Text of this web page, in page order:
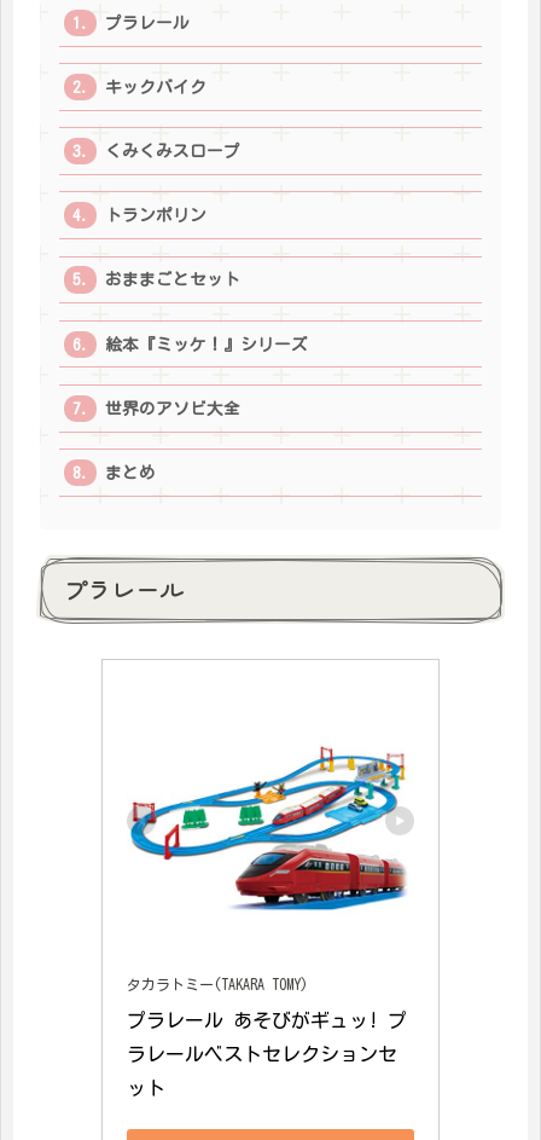
プラレール
キックバイク
くみくみスロープ
トランポリン
おままごとセット
絵本『ミッケ！』シリーズ
世界のアソビ大全
まとめ
プラレール
タカラトミー(TAKARA TOMY)
プラレール あそびがギュッ! プ
ラレールベストセレクションセ
ット